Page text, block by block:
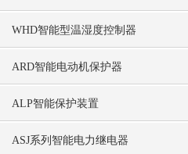
WHD智能型温湿度控制器
ARD智能电动机保护器
ALP智能保护装置
ASJ系列智能电力继电器